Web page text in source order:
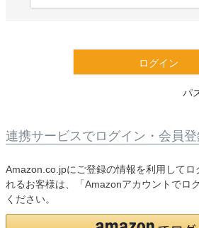
ログイン
パ
連携サービスでログイン・会員
Amazon.co.jpにご登録の情報を利用してロ
れるお客様は、「Amazonアカウントでロ
ください。